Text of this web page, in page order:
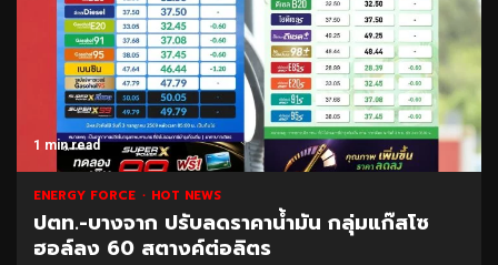
1 min read
ENERGY FORCE HOT NEWS
ปตท.-บางจาก ปรับลดราคาน้ำมัน กลุ่มแก๊สโซ
ฮอล์ลง 60 สตางค์ต่อลิตร